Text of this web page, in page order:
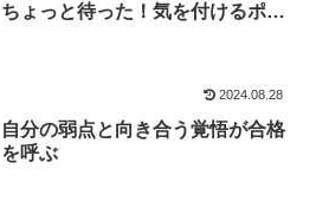
ちょっと待った！気を付けるポイ
2024.08.28
自分の弱点と向き合う覚悟が合格
を呼ぶ